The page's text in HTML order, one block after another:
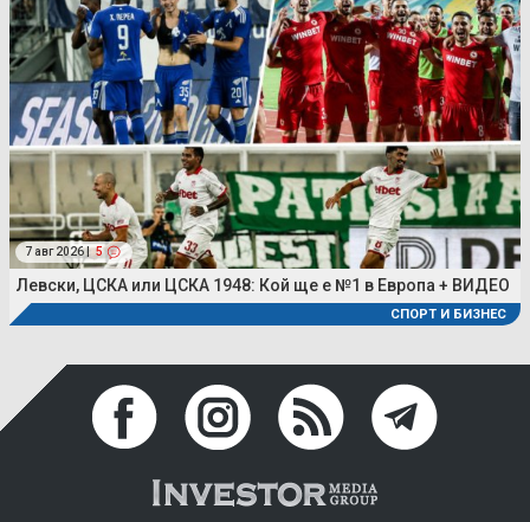
7 авг 2026 | 5
Левски, ЦСКА или ЦСКА 1948: Кой ще е №1 в Европа + ВИДЕО
СПОРТ И БИЗНЕС